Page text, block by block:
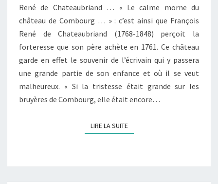
René de Chateaubriand … « Le calme morne du
château de Combourg … » : c’est ainsi que François
René de Chateaubriand (1768-1848) perçoit la
forteresse que son père achète en 1761. Ce château
garde en effet le souvenir de l’écrivain qui y passera
une grande partie de son enfance et où il se veut
malheureux. « Si la tristesse était grande sur les
bruyères de Combourg, elle était encore…
LIRE LA SUITELIRE LA SUITE